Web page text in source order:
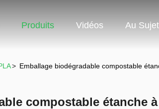
Produits Vidéos Au
> Emballage biodégradable compostable
compostable étanche à